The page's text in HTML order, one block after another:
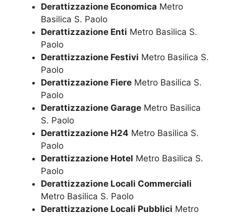
Derattizzazione Economica Metro
Basilica S. Paolo
Derattizzazione Enti Metro Basilica S.
Paolo
Derattizzazione Festivi Metro Basilica S.
Paolo
Derattizzazione Fiere Metro Basilica S.
Paolo
Derattizzazione Garage Metro Basilica
S. Paolo
Derattizzazione H24 Metro Basilica S.
Paolo
Derattizzazione Hotel Metro Basilica S.
Paolo
Derattizzazione Locali Commerciali
Metro Basilica S. Paolo
Derattizzazione Locali Pubblici Metro